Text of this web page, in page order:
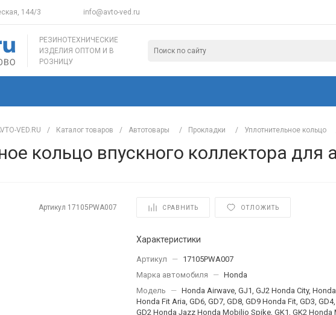
144/3 info@avto-ved.ru
РЕЗИНОТЕХНИЧЕСКИЕ
ИЗДЕЛИЯ ОПТОМ И В
РОЗНИЦУ
VED.RU / Каталог товаров / Автотовары / Прокладки / Уплотнительное кольцо
кольцо впускного коллектора для
Артикул 17105PWA007 СРАВНИТЬ ОТЛОЖИТЬ
Характеристики
Артикул —
17105PWA007
Марка автомобиля
— Honda
Модель
— Honda Airwave, GJ1, GJ2 Honda City,
Honda Fit Aria, GD6, GD7, GD8, GD9 Honda Fit, GD3, GD4,
GD2 Honda Jazz Honda Mobilio Spike, GK1, GK2 Honda